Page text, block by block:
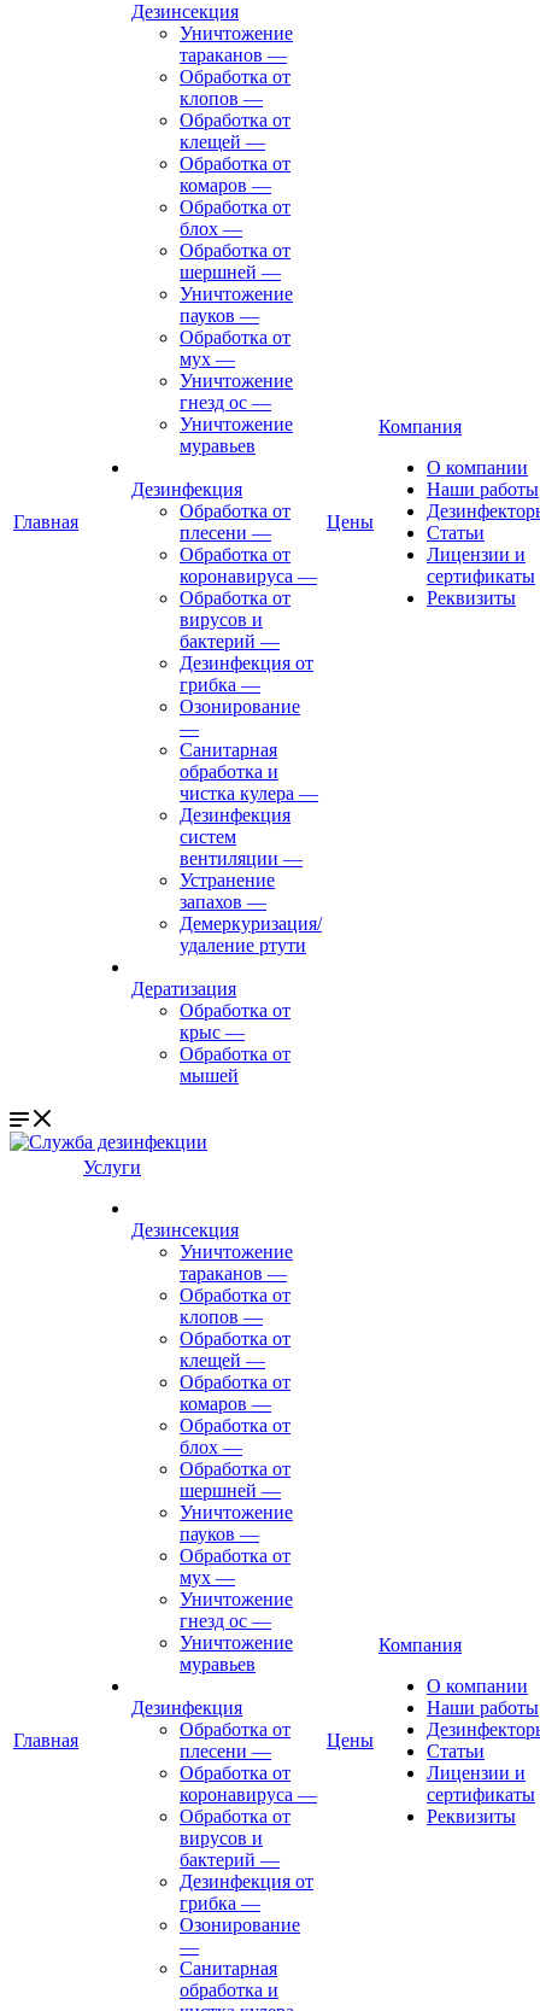
Главная
Дезинсекция
Уничтожение
тараканов —
Обработка от
клопов —
Обработка от
клещей —
Обработка от
комаров —
Обработка от
блох —
Обработка от
шершней —
Уничтожение
пауков —
Обработка от
мух —
Уничтожение
гнезд ос —
Уничтожение
муравьев
Дезинфекция
Обработка от
плесени —
Обработка от
коронавируса —
Обработка от
вирусов и
бактерий —
Дезинфекция от
грибка —
Озонирование
—
Санитарная
обработка и
чистка кулера —
Дезинфекция
систем
вентиляции —
Устранение
запахов —
Демеркуризация/
удаление ртути
Дератизация
Обработка от
крыс —
Обработка от
мышей
Цены
Компания
О компании
Наши работы
Статьи
Лицензии и
сертификаты
Реквизиты
Главная
Услуги
Дезинсекция
Уничтожение
тараканов —
Обработка от
клопов —
Обработка от
клещей —
Обработка от
комаров —
Обработка от
блох —
Обработка от
шершней —
Уничтожение
пауков —
Обработка от
мух —
Уничтожение
гнезд ос —
Уничтожение
муравьев
Дезинфекция
Обработка от
плесени —
Обработка от
коронавируса —
Обработка от
вирусов и
бактерий —
Дезинфекция от
грибка —
Озонирование
—
Санитарная
обработка и
Цены
Компания
О компании
Наши работы
Статьи
Лицензии и
сертификаты
Реквизиты